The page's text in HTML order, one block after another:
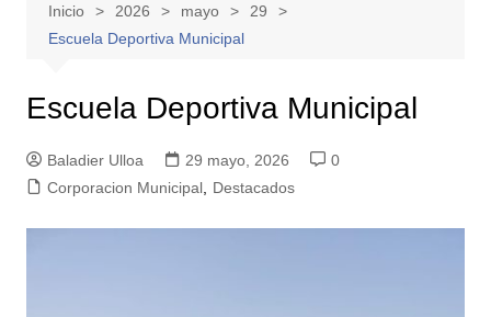
Inicio 2026 mayo
29
Escuela Deportiva Municipal
Escuela Deportiva Municipal
Baladier Ulloa 29 mayo, 2026
0
Corporacion Municipal, Destacados